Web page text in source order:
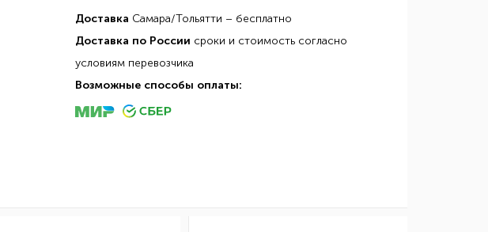
Доставка Самара/Тольятти – бесплатно
Доставка по России сроки и стоимость согласно
условиям перевозчика
Возможные способы оплаты: